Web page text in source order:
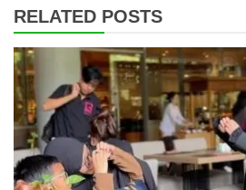
RELATED POSTS